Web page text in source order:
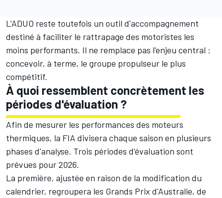
L'ADUO reste toutefois un outil d'accompagnement
destiné à faciliter le rattrapage des motoristes les
moins performants. Il ne remplace pas l'enjeu central :
concevoir, à terme, le groupe propulseur le plus
compétitif.
À quoi ressemblent concrètement les
périodes d'évaluation ?
Afin de mesurer les performances des moteurs
thermiques, la FIA divisera chaque saison en plusieurs
phases d'analyse. Trois périodes d'évaluation sont
prévues pour 2026.
La première, ajustée en raison de la modification du
calendrier, regroupera les Grands Prix d'Australie, de